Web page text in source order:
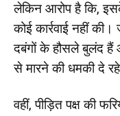
लेकिन आरोप है कि,
कोई कार्रवाई नहीं की।
दबंगों के हौसले बुलंद हैं
से मारने की धमकी दे
वहीं, पीड़ित पक्ष की